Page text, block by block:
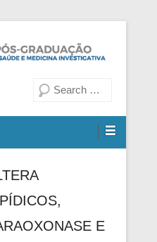
Graduação em
Investigativa
E